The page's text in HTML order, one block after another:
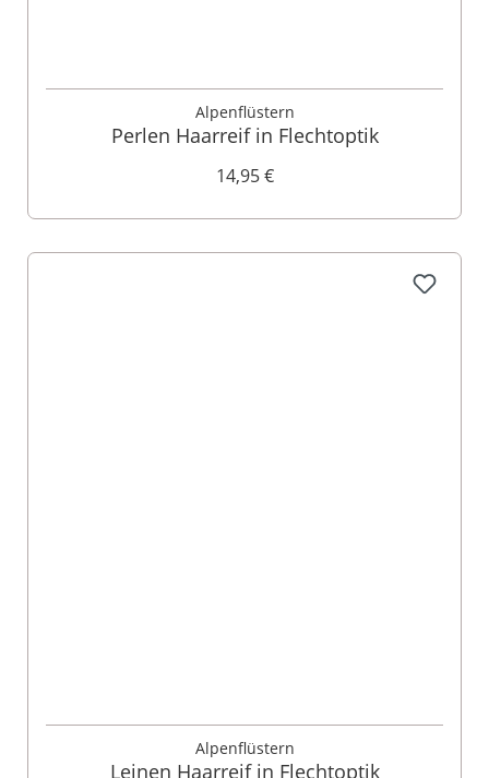
Alpenflüstern
Perlen Haarreif in Flechtoptik
14,95 €
Alpenflüstern
Leinen Haarreif in Flechtoptik